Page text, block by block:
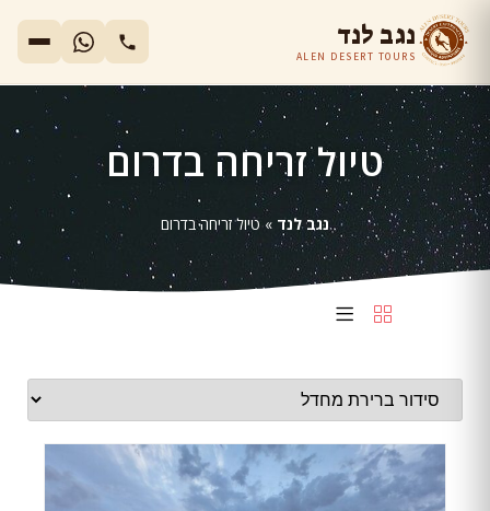
נגב לנד
ALEN DESERT TOURS
טיול זריחה בדרום
נגב לנד »טיול זריחה בדרום